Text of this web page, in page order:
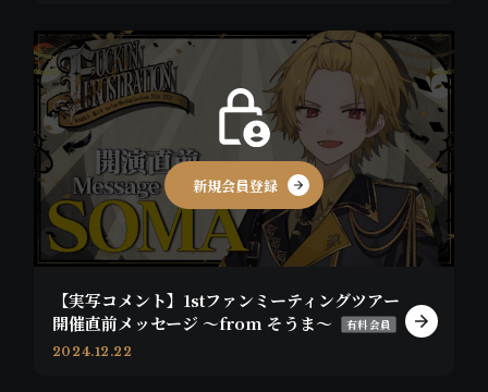
新規会員登録
【実写コメント】1stファンミーティングツアー
開催直前メッセージ 〜from そうま〜
有料会員
2024.12.22